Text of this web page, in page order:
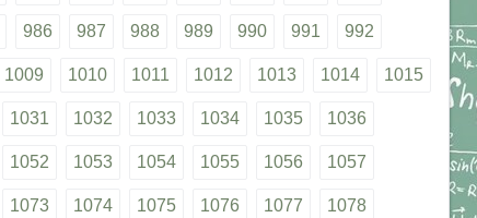
986 987 988 989 990 991 992
1009 1010 1011 1012 1013 1014 1015
1031 1032 1033 1034 1035 1036
1052 1053 1054 1055 1056 1057
1073 1074 1075 1076 1077 1078